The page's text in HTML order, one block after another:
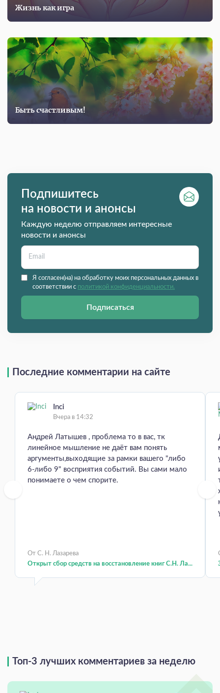
Жизнь как игра
Быть счастливым!
Подпишитесь
на новости и анонсы
Каждую неделю отправляем интересные
новости и анонсы
Я согласен(на) на обработку моих персональных данных в
соответствии с политикой конфиденциальности.
Подписаться
Последние комментарии на сайте
Inci
Вчера в 14:32
Андрей Латышев , проблема то в вас, тк
линейное мышление не даёт вам понять
аргументы,выходящие за рамки вашего "либо
6-либо 9" восприятия событий. Вы сами мало
понимаете о чем спорите.
От С. Н. Лазарева
Открыт сбор средств на восстановление книг С.Н. Ла...
Топ-3 лучших комментариев за неделю